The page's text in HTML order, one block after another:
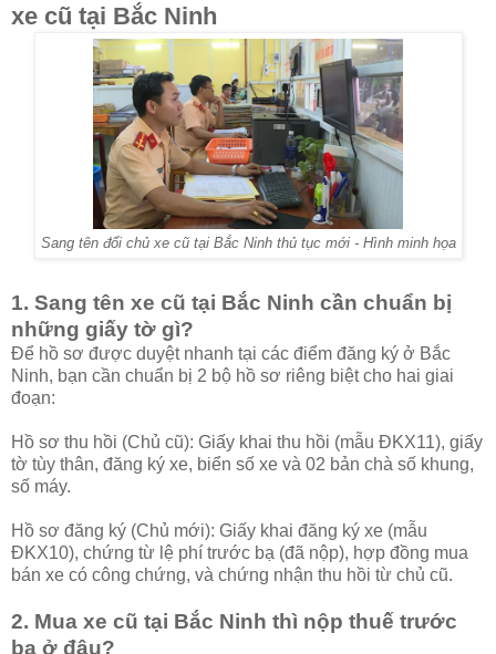
xe cũ tại Bắc Ninh
Sang tên đổi chủ xe cũ tại Bắc Ninh thủ tục mới - Hình minh họa
1. Sang tên xe cũ tại Bắc Ninh cần chuẩn bị
những giấy tờ gì?
Để hồ sơ được duyệt nhanh tại các điểm đăng ký ở Bắc
Ninh, bạn cần chuẩn bị 2 bộ hồ sơ riêng biệt cho hai giai
đoạn:
Hồ sơ thu hồi (Chủ cũ): Giấy khai thu hồi (mẫu ĐKX11), giấy
tờ tùy thân, đăng ký xe, biển số xe và 02 bản chà số khung,
số máy.
Hồ sơ đăng ký (Chủ mới): Giấy khai đăng ký xe (mẫu
ĐKX10), chứng từ lệ phí trước bạ (đã nộp), hợp đồng mua
bán xe có công chứng, và chứng nhận thu hồi từ chủ cũ.
2. Mua xe cũ tại Bắc Ninh thì nộp thuế trước
bạ ở đâu?